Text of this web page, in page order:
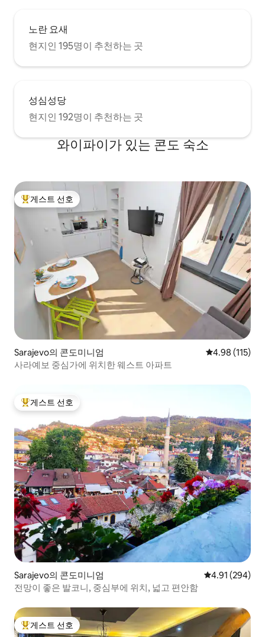
노란 요새
현지인 195명이 추천하는 곳
성심성당
현지인 192명이 추천하는 곳
와이파이가 있는 콘도 숙소
상위 게스트 선호
게스트 선호
Sarajevo의 콘도미니엄 평점 4.98점(5
4.98 (115)
사라예보 중심가에 위치한 웨스트 아파트
상위 게스트 선호
게스트 선호
Sarajevo의 콘도미니엄 평점 4.91점(5
4.91 (294)
전망이 좋은 발코니, 중심부에 위치, 넓고 편안함
상위 게스트 선호
게스트 선호